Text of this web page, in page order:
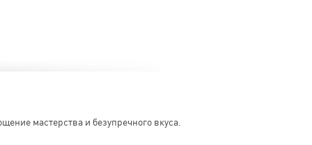
мастерства и безупречного вкуса.